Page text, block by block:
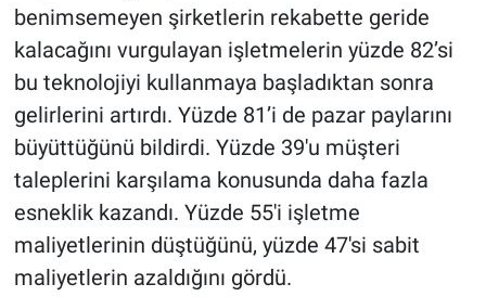
benimsemeyen şirketlerin rekabette geride
kalacağını vurgulayan işletmelerin yüzde 82’si
bu teknolojiyi kullanmaya başladıktan sonra
gelirlerini artırdı. Yüzde 81’i de pazar paylarını
büyüttüğünü bildirdi. Yüzde 39'u müşteri
taleplerini karşılama konusunda daha fazla
esneklik kazandı. Yüzde 55'i işletme
maliyetlerinin düştüğünü, yüzde 47'si sabit
maliyetlerin azaldığını gördü.